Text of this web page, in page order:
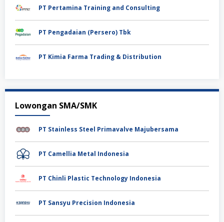
PT Pertamina Training and Consulting
PT Pengadaian (Persero) Tbk
PT Kimia Farma Trading & Distribution
Lowongan SMA/SMK
PT Stainless Steel Primavalve Majubersama
PT Camellia Metal Indonesia
PT Chinli Plastic Technology Indonesia
PT Sansyu Precision Indonesia